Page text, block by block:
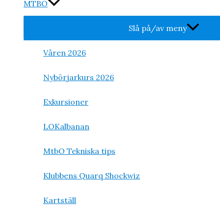
MTBO
Slå på/av meny
Våren 2026
Nybörjarkurs 2026
Exkursioner
LOKalbanan
MtbO Tekniska tips
Klubbens Quarq Shockwiz
Kartställ